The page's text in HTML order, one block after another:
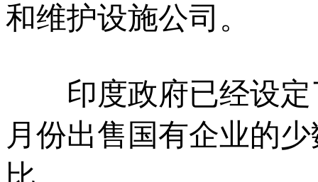
和维护设施公司。
印度政府已经设定
月份出售国有企业的